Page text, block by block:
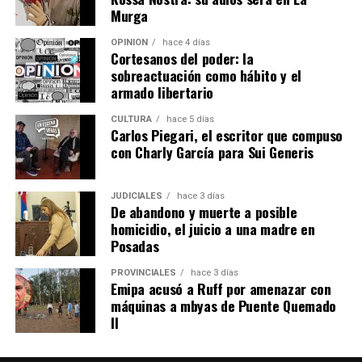
orientación laboral, coaching para el empleo,
empleabilidad y oratoria.
Además, se dictan capacitaciones para emprendedores,
cursos de oficios y formaciones en habilidades aplicables
al empleo formal, como informática, Excel, diseño,
marketing, manejo de redes sociales y fotografía.
Las últimas tres categorías se desarrollan junto a
instituciones educativas, cámaras empresariales,
centros de formación profesional, institutos
tecnológicos y profesionales externos.
“Salimos a buscar quienes nos acompañen para ayudar y
acompañar a la persona que está en búsqueda de
mejorar su situación laboral y personal”, explicó.
Abrazian señaló que, si bien la mayoría de los cursos
Murga
OPINIÓN hace 4 días
Cortesanos del poder: la
sobreactuación como hábito y el
armado libertario
CULTURA hace 5 días
Carlos Piegari, el escritor que compuso
con Charly García para Sui Generis
JUDICIALES hace 3 días
De abandono y muerte a posible
homicidio, el juicio a una madre en
Posadas
PROVINCIALES hace 3 días
Emipa acusó a Ruff por amenazar con
máquinas a mbyas de Puente Quemado
II